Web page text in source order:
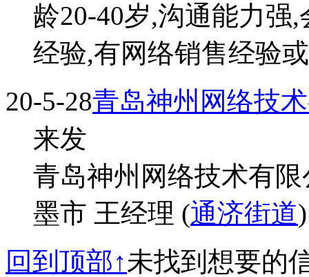
龄20-40岁,沟通能力强
经验,有网络销售经验
20-5-28青岛神州网络技
来发
青岛神州网络技术有
墨市 王经理 (通济街道)
回到顶部↑未找到想要的